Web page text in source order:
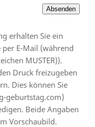
erhalten Sie ein
E-Mail (während
MUSTER)).
Druck freizugeben
Dies können Sie
geburtstag.com)
Beide Angaben
Vorschaubild.